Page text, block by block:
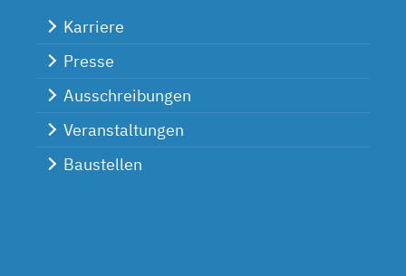
Karriere
Presse
Ausschreibungen
Veranstaltungen
Baustellen